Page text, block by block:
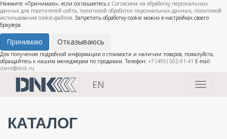
Нажмите «Принимаю», если соглашаетесь с Согласием на обработку персональных
данных для посетителей сайта, политикой обработки персональных данных, политикой
использования cookie-файлов. Запретить обработку cookie можно в настройках своего
браузера.
Принимаю Отказываюсь
Для получения подробной информации о стоимости и наличии товаров, пожалуйста,
обращайтесь к нашим менеджерам по продажам. Телефон: +7 (495) 502-91-41 E-mail:
client@dnk.ru
Toggle
EN
КАТАЛОГ